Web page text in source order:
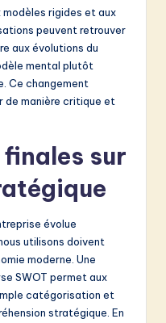
modèles rigides et aux
peuvent retrouver
aux évolutions du
mental plutôt
Ce changement
de manière critique et
sur
évolue
utilisons doivent
moderne. Une
SWOT permet aux
catégorisation et
stratégique. En